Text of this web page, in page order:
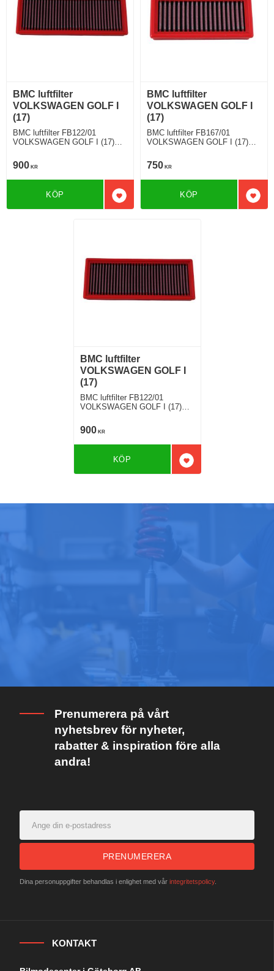
BMC luftfilter
VOLKSWAGEN GOLF I
(17)
BMC luftfilter FB122/01
VOLKSWAGEN GOLF I (17)
900 KR
Lägg till i favoriter
KÖP
BMC luftfilter
VOLKSWAGEN GOLF I
(17)
BMC luftfilter FB167/01
VOLKSWAGEN GOLF I (17)
750 KR
KÖP
BMC luftfilter
VOLKSWAGEN GOLF I
(17)
BMC luftfilter FB122/01
VOLKSWAGEN GOLF I (17)
900KR
Lägg till i favoriter
KÖP
Prenumerera på vårt
nyhetsbrev för nyheter,
rabatter & inspiration före alla
andra!
PRENUMERERA
Dina personuppgifter behandlas i enlighet med vår integritetspolicy.
KONTAKT